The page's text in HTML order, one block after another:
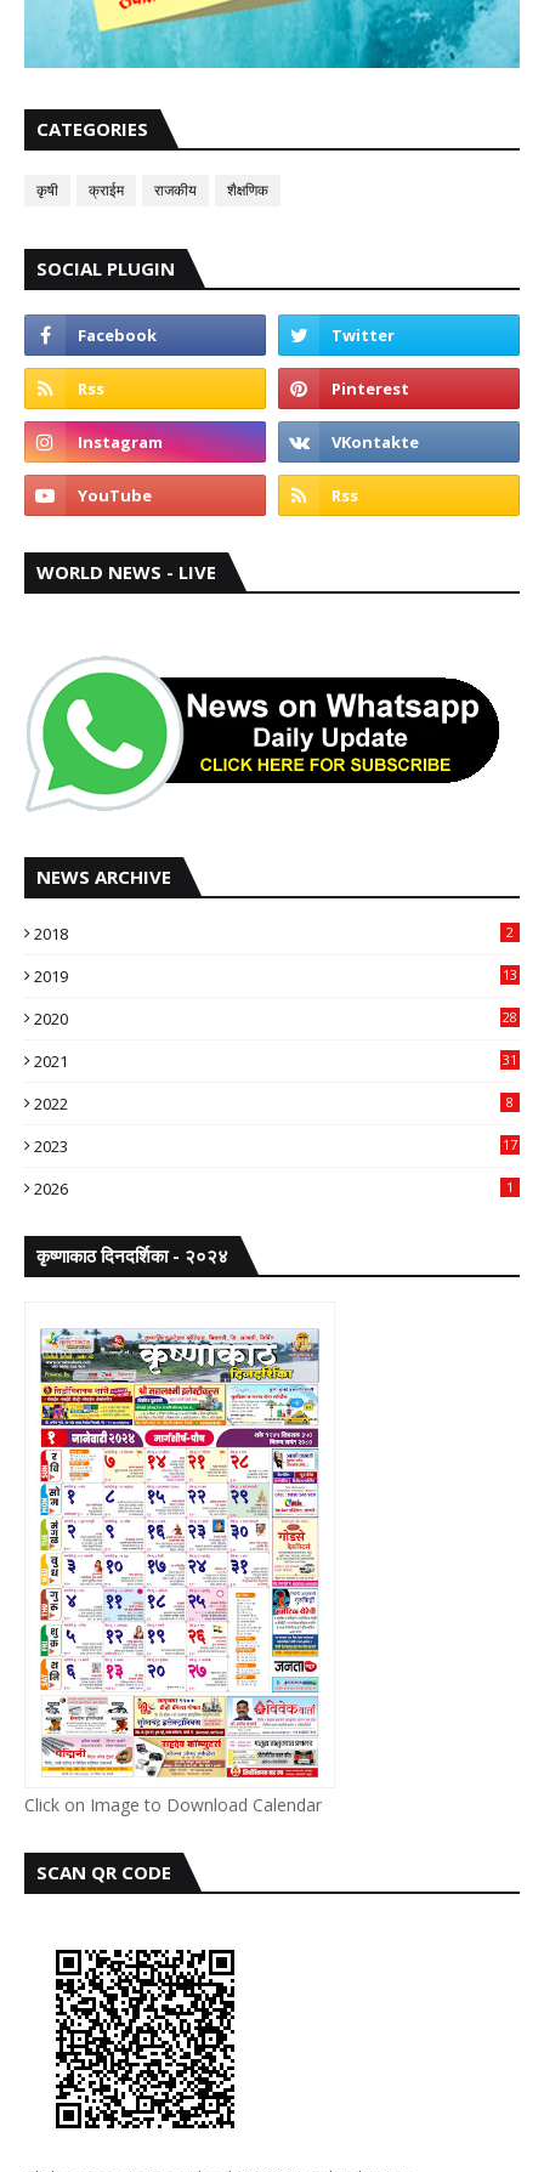
CATEGORIES
कृषी क्राईम राजकीय शैक्षणिक
SOCIAL PLUGIN
WORLD NEWS - LIVE
NEWS ARCHIVE
2018 2
2019 13
2020 28
2021 31
2022 8
2023 17
2026 1
कृष्णाकाठ दिनदर्शिका - २०२४
Click on Image to Download Calendar
SCAN QR CODE